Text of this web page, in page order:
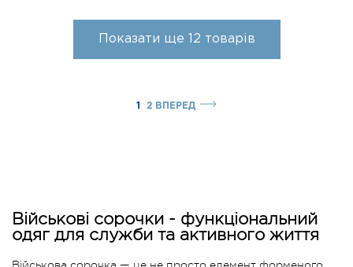
Показати ще 12 товарів
1 2 ВПЕРЕД
Військові сорочки - функціональний
одяг для служби та активного життя
Військова сорочка — це не просто елемент форменого